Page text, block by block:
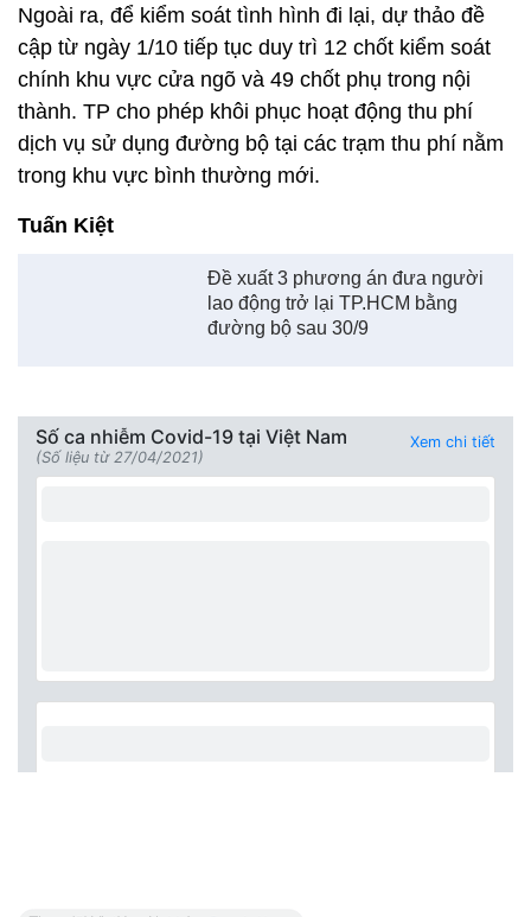
Ngoài ra, để kiểm soát tình hình đi lại, dự thảo đề
cập từ ngày 1/10 tiếp tục duy trì 12 chốt kiểm soát
chính khu vực cửa ngõ và 49 chốt phụ trong nội
thành. TP cho phép khôi phục hoạt động thu phí
dịch vụ sử dụng đường bộ tại các trạm thu phí nằm
trong khu vực bình thường mới.
Tuấn Kiệt
Đề xuất 3 phương án đưa người
lao động trở lại TP.HCM bằng
đường bộ sau 30/9